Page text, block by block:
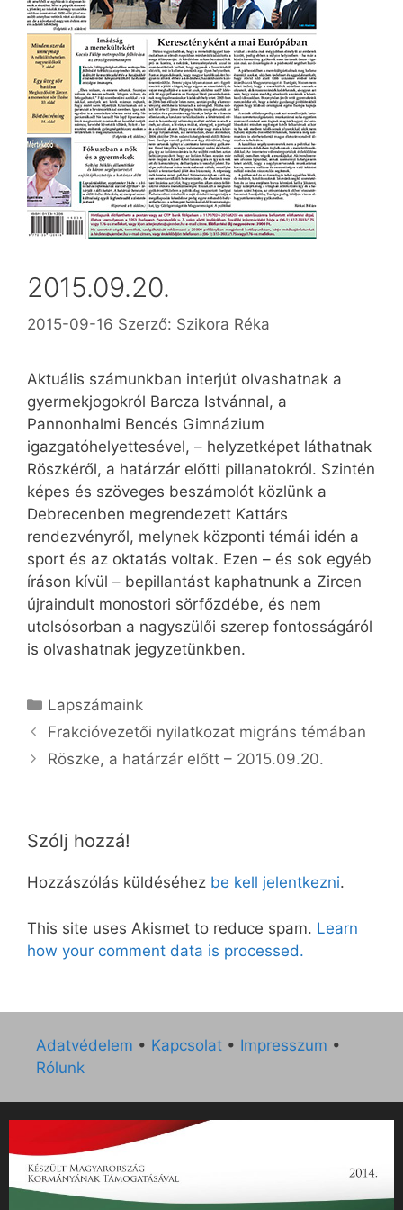
2015.09.20.
2015-09-16 Szerző: Szikora Réka
Aktuális számunkban interjút olvashatnak a
gyermekjogokról Barcza Istvánnal, a
Pannonhalmi Bencés Gimnázium
igazgatóhelyettesével, – helyzetképet láthatnak
Röszkéről, a határzár előtti pillanatokról. Szintén
képes és szöveges beszámolót közlünk a
Debrecenben megrendezett Kattárs
rendezvényről, melynek központi témái idén a
sport és az oktatás voltak. Ezen – és sok egyéb
íráson kívül – bepillantást kaphatnunk a Zircen
újraindult monostori sörfőzdébe, és nem
utolsósorban a nagyszülői szerep fontosságáról
is olvashatnak jegyzetünkben.
Kategória
Lapszámaink
Frakcióvezetői nyilatkozat migráns témában
Röszke, a határzár előtt – 2015.09.20.
Szólj hozzá!
Hozzászólás küldéséhez be kell jelentkezni.
This site uses Akismet to reduce spam. Learn
how your comment data is processed.
Adatvédelem • Kapcsolat • Impresszum •
Rólunk